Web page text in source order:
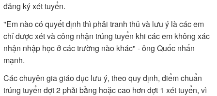
đăng ký xét tuyển.
"Em nào có quyết định thì phải tranh thủ và lưu ý là các em
chỉ được xét và công nhận trúng tuyển khi các em không xác
nhận nhập học ở các trường nào khác" - ông Quốc nhấn
mạnh.
Các chuyên gia giáo dục lưu ý, theo quy định, điểm chuẩn
trúng tuyển đợt 2 phải bằng hoặc cao hơn đợt 1 xét tuyển, vì